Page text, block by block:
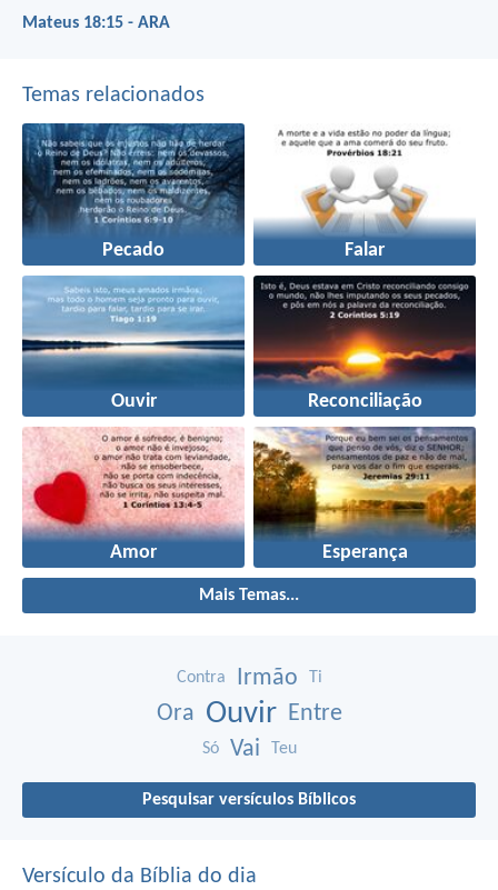
Mateus 18:15 - ARA
Temas relacionados
Pecado Falar
Ouvir Reconciliação
Amor Esperança
Mais Temas...
Contra Irmão Ti
Ora Ouvir Entre
Só Vai Teu
Pesquisar versículos Bíblicos
Versículo da Bíblia do dia